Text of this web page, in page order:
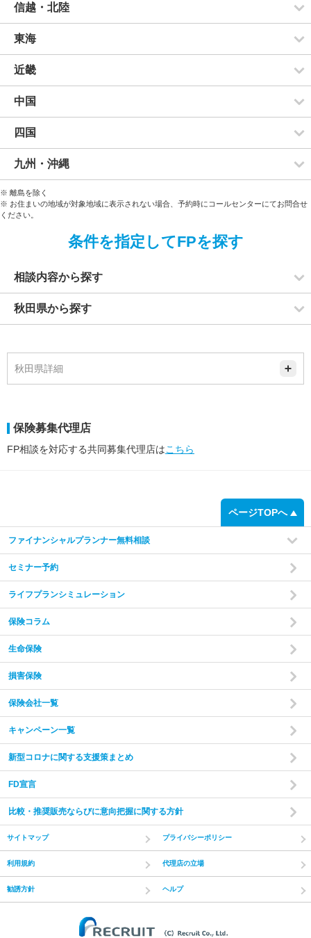
信越・北陸
東海
近畿
中国
四国
九州・沖縄
※ 離島を除く
※ お住まいの地域が対象地域に表示されない場合、予約時にコールセンターにてお問合せ
ください。
条件を指定してFPを探す
相談内容から探す
秋田県から探す
秋田県詳細
保険募集代理店
FP相談を対応する共同募集代理店はこちら
ページTOPへ
ファイナンシャルプランナー無料相談
セミナー予約
ライフプランシミュレーション
保険コラム
生命保険
損害保険
保険会社一覧
キャンペーン一覧
新型コロナに関する支援策まとめ
FD宣言
比較・推奨販売ならびに意向把握に関する方針
サイトマップ プライバシーポリシー
利用規約 代理店の立場
勧誘方針 ヘルプ